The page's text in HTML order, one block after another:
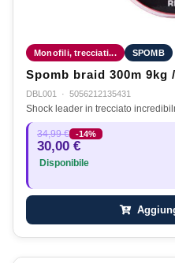
Monofili, trecciati... SPOMB
Spomb braid 300m 9kg
DBL001 · 5056212135431
Shock leader in trecciato
34,99 € -14%
30,00 €
Disponibile